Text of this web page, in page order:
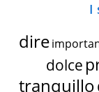
I
dire
dolce
tranquillo